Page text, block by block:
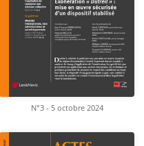
N°3 - 5 octobre 2024